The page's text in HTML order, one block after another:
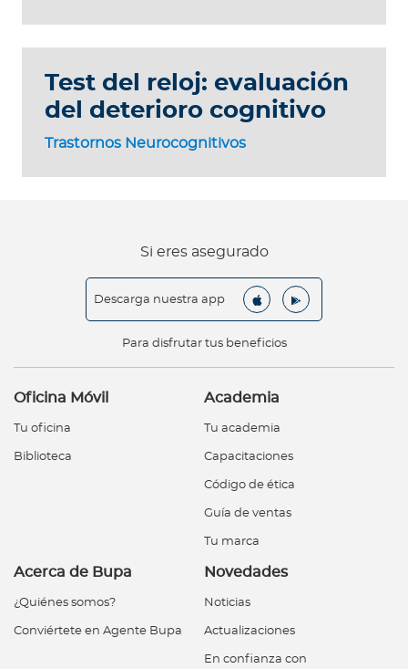
Trastornos Neurocognitivos
Test del reloj: evaluación
del deterioro cognitivo
Si eres asegurado
Descarga nuestra app
Para disfrutar tus beneficios
Oficina Móvil
Tu oficina
Biblioteca
Academia
Tu academia
Capacitaciones
Código de ética
Guía de ventas
Tu marca
Acerca de Bupa
¿Quiénes somos?
Conviértete en Agente Bupa
Novedades
Noticias
Actualizaciones
En confianza con